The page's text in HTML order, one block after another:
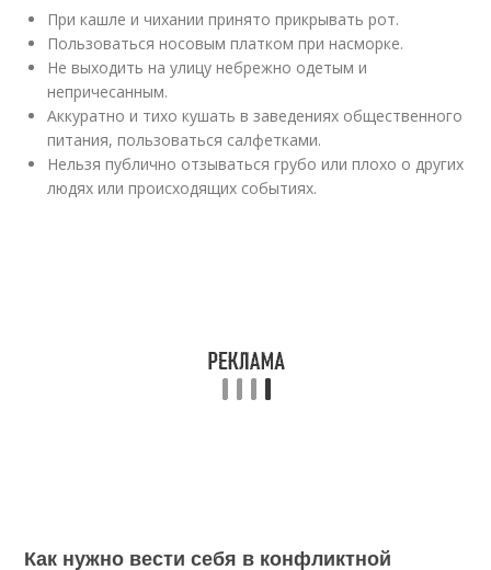
При кашле и чихании принято прикрывать рот.
Пользоваться носовым платком при насморке.
Не выходить на улицу небрежно одетым и
непричесанным.
Аккуратно и тихо кушать в заведениях общественного
питания, пользоваться салфетками.
Нельзя публично отзываться грубо или плохо о других
людях или происходящих событиях.
Как нужно вести себя в конфликтной